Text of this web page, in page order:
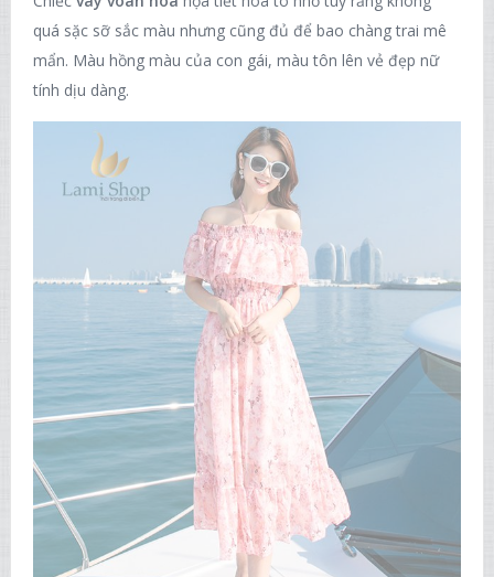
quá sặc sỡ sắc màu nhưng cũng đủ để bao chàng trai mê
mẩn. Màu hồng màu của con gái, màu tôn lên vẻ đẹp nữ
tính dịu dàng.